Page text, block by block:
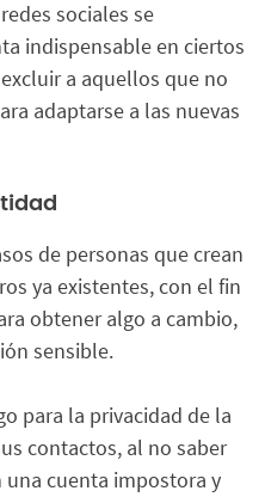
sociales se
indispensable en ciertos
a aquellos que no
adaptarse a las nuevas
de personas que crean
ya existentes, con el fin
obtener algo a cambio,
sensible.
para la privacidad de la
contactos, al no saber
cuenta impostora y